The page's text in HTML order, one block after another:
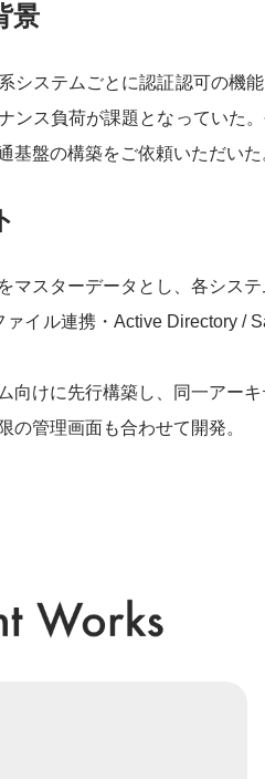
景
システムごとに認証認可の機
ンス負荷が課題となっていた
基盤の構築をご依頼いただいた
マスターデータとし、各シス
ァイル連携・Active Directory /
向けに先行構築し、同一アー
の管理画面も合わせて開発。